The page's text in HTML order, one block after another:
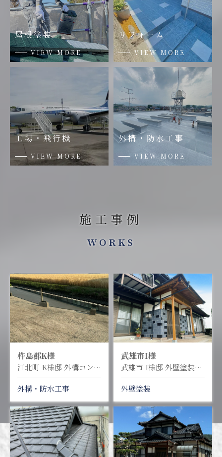
屋根塗装
VIEW MORE
リフォーム
VIEW MORE
工場・飛行機
VIEW MORE
外構・防水工事
VIEW MORE
施工事例
WORKS
杵島郡K様
江北町 K様邸 外構コンクリート工事
外構・防水工事
武雄市I様
武雄市 I様邸 外壁塗装塗り替え工事
外壁塗装